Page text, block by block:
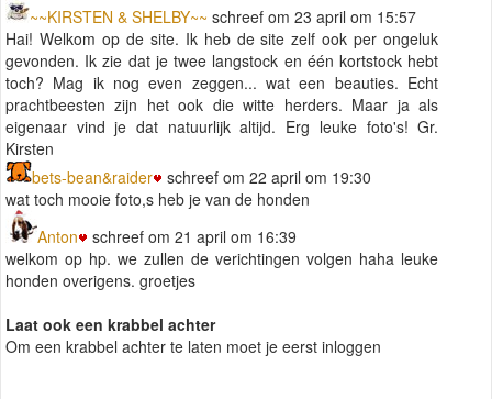
~~KIRSTEN & SHELBY~~ schreef om 23 april om 15:57
Hai! Welkom op de site. Ik heb de site zelf ook per ongeluk
gevonden. Ik zie dat je twee langstock en één kortstock hebt
toch? Mag ik nog even zeggen... wat een beauties. Echt
prachtbeesten zijn het ook die witte herders. Maar ja als
eigenaar vind je dat natuurlijk altijd. Erg leuke foto's! Gr.
Kirsten
bets-bean&raider
schreef om 22 april om 19:30
wat toch mooie foto,s heb je van de honden
Anton
schreef om 21 april om 16:39
welkom op hp. we zullen de verichtingen volgen haha leuke
honden overigens. groetjes
Laat ook een krabbel achter
Om een krabbel achter te laten moet je eerst inloggen